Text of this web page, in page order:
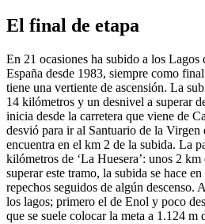
El final de etapa
En 21 ocasiones ha subido a los Lagos
España desde 1983, siempre como
tiene una vertiente de ascensión. La
14 kilómetros y un desnivel a superar
inicia desde la carretera que viene de
desvió para ir al Santuario de la Virgen
encuentra en el km 2 de la subida. La
kilómetros de ‘La Huesera’: unos 2
superar este tramo, la subida se hace
repechos seguidos de algún descenso.
los lagos; primero el de Enol y poco
que se suele colocar la meta a 1.124 m